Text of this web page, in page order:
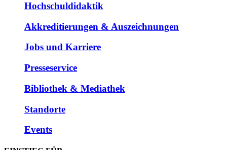
Hochschuldidaktik
Akkreditierungen & Auszeichnungen
Jobs und Karriere
Presseservice
Bibliothek & Mediathek
Standorte
Events